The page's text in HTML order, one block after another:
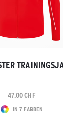
47.00 CHF
IN 7 FARBEN